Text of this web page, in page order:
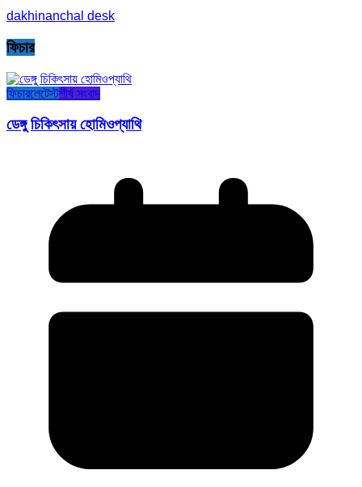
dakhinanchal desk
ফিচার
ফিচারলেটেস্টশীর্ষ সংবাদ
ডেঙ্গু চিকিৎসায় হোমিওপ্যাথি